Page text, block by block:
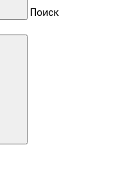
Поиск